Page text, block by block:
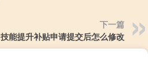
下一篇
技能提升补贴申请提交后怎么修改